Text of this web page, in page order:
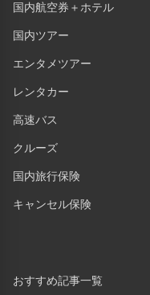
国内航空券＋ホテル
国内ツアー
エンタメツアー
レンタカー
高速バス
クルーズ
国内旅行保険
キャンセル保険
おすすめ記事一覧